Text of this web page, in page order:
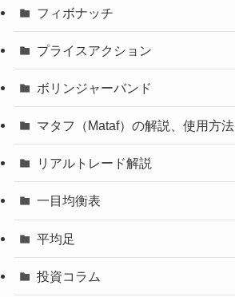
フィボナッチ
プライスアクション
ボリンジャーバンド
マタフ（Mataf）の解説、使用方法
リアルトレード解説
一目均衡表
平均足
投資コラム